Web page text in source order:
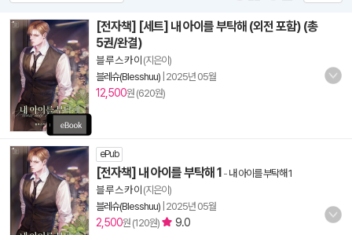
[전자책] [세트] 내 아이를 부탁해 (외전 포함) (총
5권/완결)
블 루 스 카 이 (지은이)
블레슈(Blesshuu) 2025년 05월
12,500원 (620원)
ePub
[전자책] 내 아이를 부탁해 1 - 내 아이를 부탁해 1
블 루 스 카 이 (지은이)
블레슈(Blesshuu) 2025년 05월
2,500원 (120원) 9.0